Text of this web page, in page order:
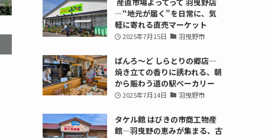
—“地元が届く”を日常に、気
軽に寄れる直売マーケット
2025年7月15日 羽曳野市
ぱんろ〜ど しらとりの郷店—
焼き立ての香りに誘われる、朝
から賑わう道の駅ベーカリー
2025年7月14日 羽曳野市
タケル館 はびきの市商工物産
館—羽曳野の恵みが集まる、古